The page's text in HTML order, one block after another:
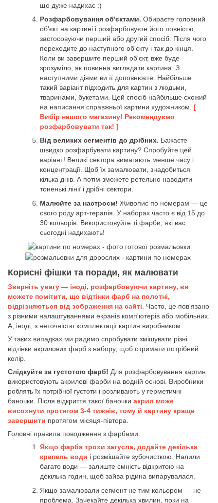
що дуже надихає :)
Розфарбовування об'єктами. Обираєте головний
об'єкт на картині і розфарбовуєте його повністю,
застосовуючи перший або другий спосіб. Після чого
переходите до наступного об'єкту і так до кінця.
Коли ви завершите перший об'єкт, вже буде
зрозуміло, як повинна виглядати картина. З
наступними діями ви її доповнюєте. Найбільше
такий варіант підходить для картин з людьми,
тваринами, букетами. Цей спосіб найбільше схожий
на написання справжньої картини художником. [
Вибір нашого магазину! Рекомендуємо
розфарбовувати так! ]
Від великих сегментів до дрібних. Бажаєте
швидко розфарбувати картину? Спробуйте цей
варіант! Великі сектора вимагають менше часу і
концентрації. Щоб їх замалювати, знадобиться
кілька днів. А потім зможете ретельно наводити
тоненькі лінії і дрібні сектори.
Малюйте за настроєм! Живопис по номерам — це
свого роду арт-терапія. У наборах часто є від 15 до
30 кольорів. Використовуйте ті фарби, які вас
сьогодні надихають!
Корисні фішки та поради, як малювати
Зверніть увагу — іноді, розфарбовуючи картину, ви
можете помітити, що відтінки фарб на полотні,
відрізняються від зображення на сайті. Часто, це пов'язано
з різними налаштуваннями екранів комп'ютерів або мобільних.
А, іноді, з неточністю комплектації картин виробником.
У таких випадках ми радимо спробувати змішувати різні
відтінки акрилових фарб з набору, щоб отримати потрібний
колір.
Слідкуйте за густотою фарб! Для розфарбовування картин
використовують акрилові фарби на водній основі. Виробники
роблять їх потрібної густоти і розливають у герметичні
баночки. Після відкриття такої баночки акрил може
висохнути протягом 3-4 тижнів, тому й картину краще
завершити протягом місяця-півтора.
Головні правила поводження з фарбами:
Якщо фарба трохи загусла, додайте декілька
крапель води і розмішайте зубочисткою. Налили
багато води — залиште ємність відкритою на
декілька годин, щоб зайва рідина випарувалася.
Якщо замалювали сегмент не тим кольором — не
проблема. Зачекайте декілька хвилин, поки на